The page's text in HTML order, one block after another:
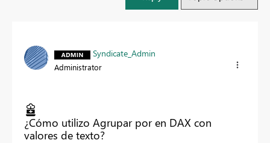
Syndicate_Admin
Administrator
¿Cómo utilizo Agrupar por en DAX con
valores de texto?